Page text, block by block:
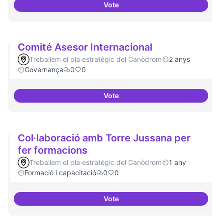
Vote Comunitat
Comité Asesor Internacional
Treballem el pla estratègic del Canòdrom
2 anys
Governança
0 0
VoteComité Asesor Internacional
Col·laboració amb Torre Jussana per
fer formacions
Treballem el pla estratègic del Canòdrom
1 any
Formació i capacitació
0 0
VoteCol·laboració amb Torre